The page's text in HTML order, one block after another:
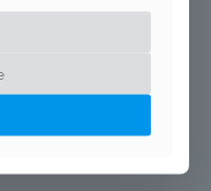
que hacemos!